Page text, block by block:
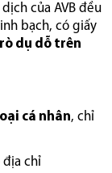
của AVB đều
bạch, có giấy
dụ dỗ trên
cá nhân, chỉ
địa chỉ